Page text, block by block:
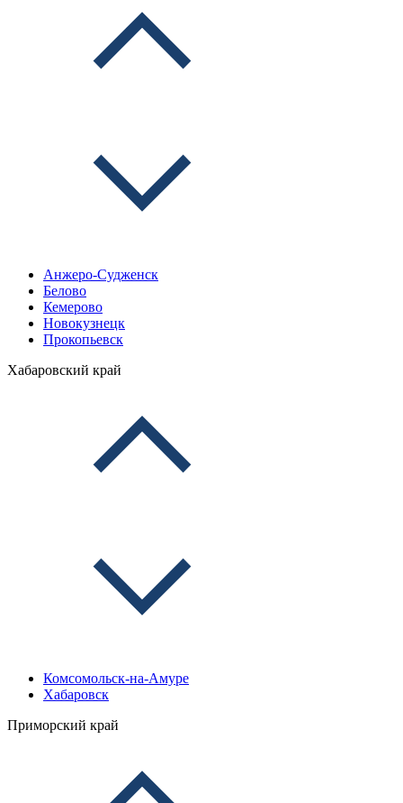
Анжеро-Судженск
Белово
Кемерово
Новокузнецк
Прокопьевск
Хабаровский край
Комсомольск-на-Амуре
Хабаровск
Приморский край